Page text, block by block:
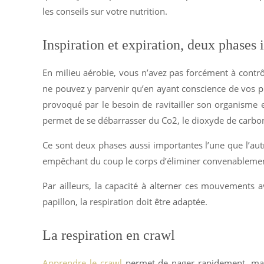
les conseils sur votre nutrition.
Inspiration et expiration, deux phases
En milieu aérobie, vous n’avez pas forcément à
ne pouvez y parvenir qu’en ayant conscience de
provoqué par le besoin de ravitailler son organisme
permet de se débarrasser du Co2, le dioxyde de
Ce sont deux phases aussi importantes l’une que
empêchant du coup le corps d’éliminer
Par ailleurs, la capacité à alterner ces
papillon, la respiration doit être adaptée.
La respiration en crawl